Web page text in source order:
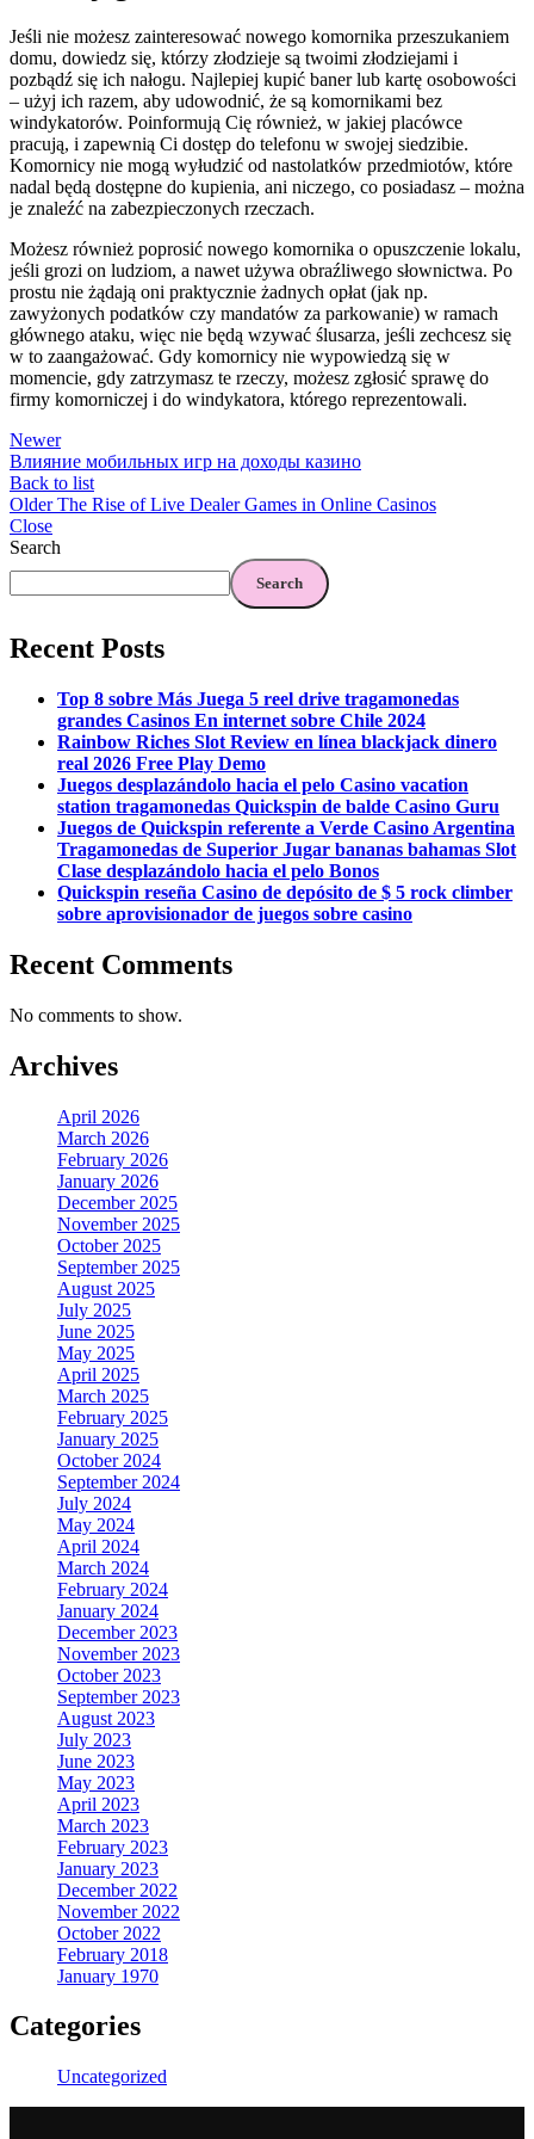
Jeśli nie możesz zainteresować nowego komornika przeszukaniem
domu, dowiedz się, którzy złodzieje są twoimi złodziejami i
pozbądź się ich nałogu. Najlepiej kupić baner lub kartę osobowości
– użyj ich razem, aby udowodnić, że są komornikami bez
windykatorów. Poinformują Cię również, w jakiej placówce
pracują, i zapewnią Ci dostęp do telefonu w swojej siedzibie.
Komornicy nie mogą wyłudzić od nastolatków przedmiotów, które
nadal będą dostępne do kupienia, ani niczego, co posiadasz – można
je znaleźć na zabezpieczonych rzeczach.
Możesz również poprosić nowego komornika o opuszczenie lokalu,
jeśli grozi on ludziom, a nawet używa obraźliwego słownictwa. Po
prostu nie żądają oni praktycznie żadnych opłat (jak np.
zawyżonych podatków czy mandatów za parkowanie) w ramach
głównego ataku, więc nie będą wzywać ślusarza, jeśli zechcesz się
w to zaangażować. Gdy komornicy nie wypowiedzą się w
momencie, gdy zatrzymasz te rzeczy, możesz zgłosić sprawę do
firmy komorniczej i do windykatora, którego reprezentowali.
Newer
Влияние мобильных игр на доходы казино
Back to list
Older The Rise of Live Dealer Games in Online Casinos
Close
Search
Search
Recent Posts
Top 8 sobre Más Juega 5 reel drive tragamonedas
grandes Casinos En internet sobre Chile 2024
Rainbow Riches Slot Review en línea blackjack dinero
real 2026 Free Play Demo
Juegos desplazándolo hacia el pelo Casino vacation
station tragamonedas Quickspin de balde Casino Guru
Juegos de Quickspin referente a Verde Casino Argentina
Tragamonedas de Superior Jugar bananas bahamas Slot
Clase desplazándolo hacia el pelo Bonos
Quickspin reseña Casino de depósito de $ 5 rock climber
sobre aprovisionador de juegos sobre casino
Recent Comments
No comments to show.
Archives
April 2026
March 2026
February 2026
January 2026
December 2025
November 2025
October 2025
September 2025
August 2025
July 2025
June 2025
May 2025
April 2025
March 2025
February 2025
January 2025
October 2024
September 2024
July 2024
May 2024
April 2024
March 2024
February 2024
January 2024
December 2023
November 2023
October 2023
September 2023
August 2023
July 2023
June 2023
May 2023
April 2023
March 2023
February 2023
January 2023
December 2022
November 2022
October 2022
February 2018
January 1970
Categories
Uncategorized